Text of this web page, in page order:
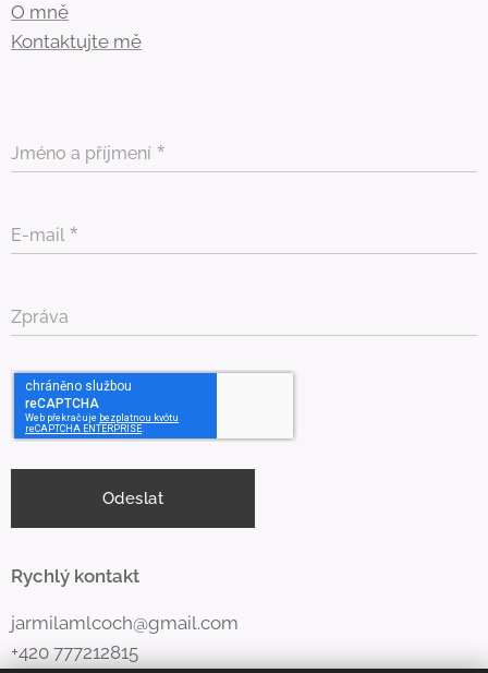
O mně
Kontaktujte mě
Jméno a příjmení
E-mail
Zpráva
Odeslat
Rychlý kontakt
jarmilamlcoch@gmail.com
+420 777212815